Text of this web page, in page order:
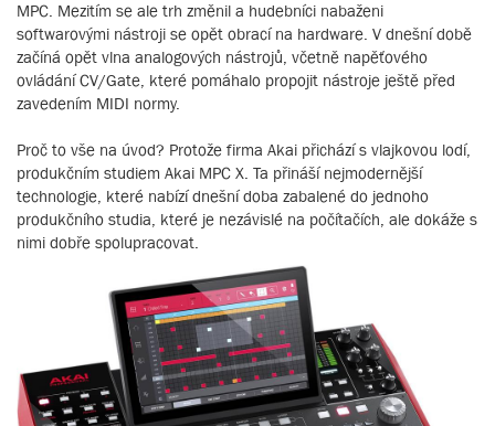
MPC. Mezitím se ale trh změnil a hudebníci nabaženi
softwarovými nástroji se opět obrací na hardware. V dnešní době
začíná opět vlna analogových nástrojů, včetně napěťového
ovládání CV/Gate, které pomáhalo propojit nástroje ještě před
zavedením MIDI normy.
Proč to vše na úvod? Protože firma Akai přichází s vlajkovou lodí,
produkčním studiem Akai MPC X. Ta přináší nejmodernější
technologie, které nabízí dnešní doba zabalené do jednoho
produkčního studia, které je nezávislé na počítačích, ale dokáže s
nimi dobře spolupracovat.